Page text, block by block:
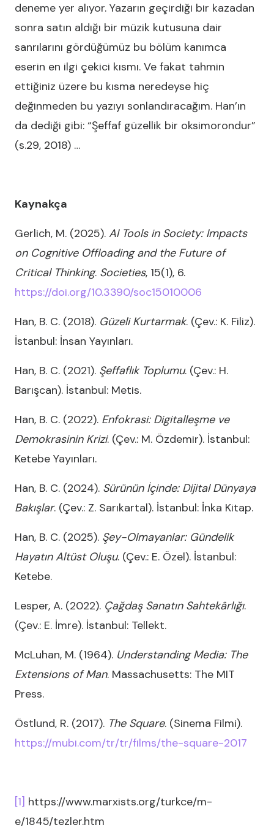
deneme yer alıyor. Yazarın geçirdiği bir kazadan
sonra satın aldığı bir müzik kutusuna dair
sanrılarını gördüğümüz bu bölüm kanımca
eserin en ilgi çekici kısmı. Ve fakat tahmin
ettiğiniz üzere bu kısma neredeyse hiç
değinmeden bu yazıyı sonlandıracağım. Han’ın
da dediği gibi: “Şeffaf güzellik bir oksimorondur”
(s.29, 2018) …
Kaynakça
Gerlich, M. (2025). AI Tools in Society: Impacts
on Cognitive Offloading and the Future of
Critical Thinking. Societies, 15(1), 6.
https://doi.org/10.3390/soc15010006
Han, B. C. (2018). Güzeli Kurtarmak. (Çev.: K. Filiz).
İstanbul: İnsan Yayınları.
Han, B. C. (2021). Şeffaflık Toplumu. (Çev.: H.
Barışcan). İstanbul: Metis.
Han, B. C. (2022). Enfokrasi: Digitalleşme ve
Demokrasinin Krizi. (Çev.: M. Özdemir). İstanbul:
Ketebe Yayınları.
Han, B. C. (2024). Sürünün İçinde: Dijital Dünyaya
Bakışlar. (Çev.: Z. Sarıkartal). İstanbul: İnka Kitap.
Han, B. C. (2025). Şey-Olmayanlar: Gündelik
Hayatın Altüst Oluşu. (Çev.: E. Özel). İstanbul:
Ketebe.
Lesper, A. (2022). Çağdaş Sanatın Sahtekârlığı.
(Çev.: E. İmre). İstanbul: Tellekt.
McLuhan, M. (1964). Understanding Media: The
Extensions of Man. Massachusetts: The MIT
Press.
Östlund, R. (2017). The Square. (Sinema Filmi).
https://mubi.com/tr/tr/films/the-square-2017
[1] https://www.marxists.org/turkce/m-
e/1845/tezler.htm